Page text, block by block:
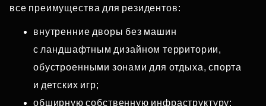
все преимущества для резидентов:
внутренние дворы без машин
с ландшафтным дизайном территории,
обустроенными зонами для отдыха, спорта
и детских игр;
обширную собственную инфраструктуру: